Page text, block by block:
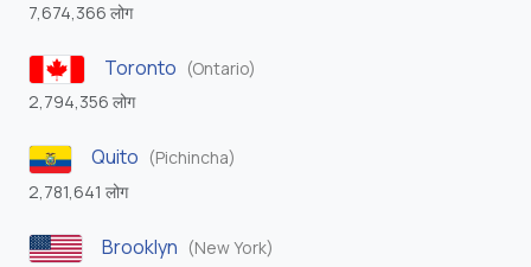
7,674,366 लोग
Toronto (Ontario)
2,794,356 लोग
Quito (Pichincha)
2,781,641 लोग
Brooklyn (New York)